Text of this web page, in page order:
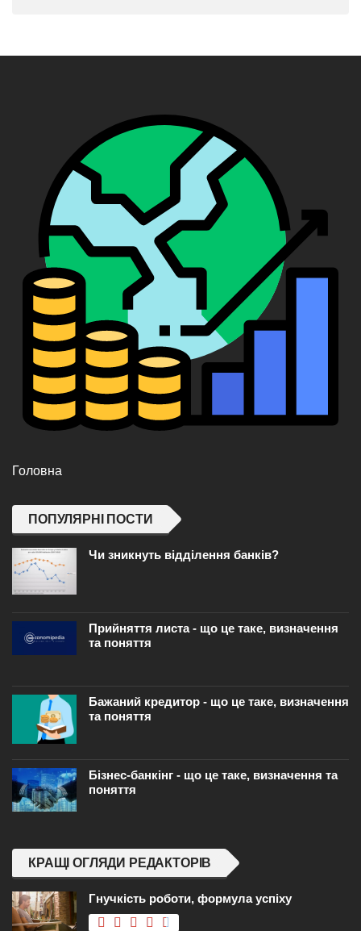
Головна
ПОПУЛЯРНІ ПОСТИ
Чи зникнуть відділення банків?
Прийняття листа - що це таке, визначення
та поняття
Бажаний кредитор - що це таке, визначення
та поняття
Бізнес-банкінг - що це таке, визначення та
поняття
КРАЩІ ОГЛЯДИ РЕДАКТОРІВ
Гнучкість роботи, формула успіху